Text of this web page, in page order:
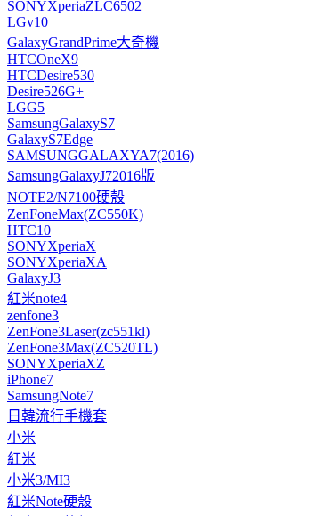
SONYXperiaZLC6502
LGv10
GalaxyGrandPrime大奇機
HTCOneX9
HTCDesire530
Desire526G+
LGG5
SamsungGalaxyS7
GalaxyS7Edge
SAMSUNGGALAXYA7(2016)
SamsungGalaxyJ72016版
NOTE2/N7100硬殼
ZenFoneMax(ZC550K)
HTC10
SONYXperiaX
SONYXperiaXA
GalaxyJ3
紅米note4
zenfone3
ZenFone3Laser(zc551kl)
ZenFone3Max(ZC520TL)
SONYXperiaXZ
iPhone7
SamsungNote7
日韓流行手機套
小米
紅米
小米3/MI3
紅米Note硬殼